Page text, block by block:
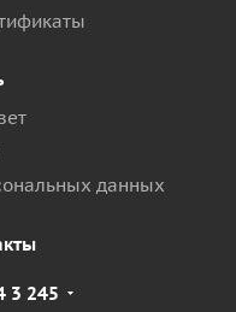
данных
3 245